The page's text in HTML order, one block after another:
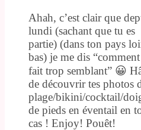
Ahah, c’est clair que
lundi (sachant que tu es
partie) (dans ton pays
bas) je me dis
fait trop semblant” 😀
de découvrir tes photos
plage/bikini/cocktail/
de pieds en éventail en
cas ! Enjoy! Pouêt!